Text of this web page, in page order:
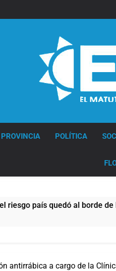
PROVINCIA POLÍTICA
quedó al borde de los 450
antirrábica a cargo de la